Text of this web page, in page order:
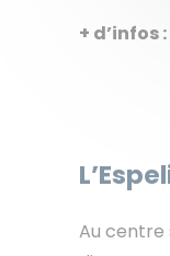
+ d’infos
Au centre